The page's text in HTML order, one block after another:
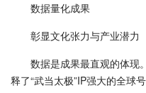
数据量化成果
彰显文化张力与产业潜力
数据是成果最直观的体现
释了“武当太极”IP强大的全球